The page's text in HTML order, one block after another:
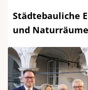
Städtebauliche
und